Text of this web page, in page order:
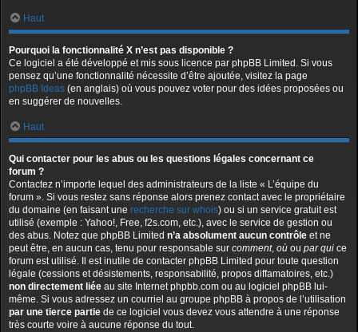
Haut
Pourquoi la fonctionnalité X n’est pas disponible ?
Ce logiciel a été développé et mis sous licence par phpBB Limited. Si vous
pensez qu’une fonctionnalité nécessite d’être ajoutée, visitez la page
phpBB Ideas (en anglais) où vous pouvez voter pour des idées proposées ou
en suggérer de nouvelles.
Haut
Qui contacter pour les abus ou les questions légales concernant ce
forum ?
Contactez n’importe lequel des administrateurs de la liste « L’équipe du
forum ». Si vous restez sans réponse alors prenez contact avec le propriétaire
du domaine (en faisant une recherche sur whois) ou si un service gratuit est
utilisé (exemple : Yahoo!, Free, f2s.com, etc.), avec le service de gestion ou
des abus. Notez que phpBB Limited n’a absolument aucun contrôle et ne
peut être, en aucun cas, tenu pour responsable sur comment, où ou par qui ce
forum est utilisé. Il est inutile de contacter phpBB Limited pour toute question
légale (cessions et désistements, responsabilité, propos diffamatoires, etc.)
non directement liée au site Internet phpbb.com ou au logiciel phpBB lui-
même. Si vous adressez un courriel au groupe phpBB à propos de l’utilisation
par une tierce partie de ce logiciel vous devez vous attendre à une réponse
très courte voire à aucune réponse du tout.